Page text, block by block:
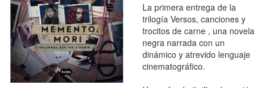
La primera entrega de la
trilogía Versos, canciones y
trocitos de carne , una novela
negra narrada con un
dinámico y atrevido lenguaje
cinematográfico.